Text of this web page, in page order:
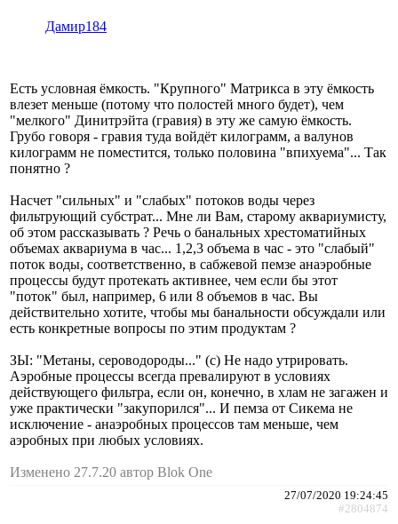
Дамир184
Есть условная ёмкость. "Крупного" Матрикса в эту ёмкость
влезет меньше (потому что полостей много будет), чем
"мелкого" Динитрэйта (гравия) в эту же самую ёмкость.
Грубо говоря - гравия туда войдёт килограмм, а валунов
килограмм не поместится, только половина "впихуема"... Так
понятно ?
Насчет "сильных" и "слабых" потоков воды через
фильтрующий субстрат... Мне ли Вам, старому аквариумисту,
об этом рассказывать ? Речь о банальных хрестоматийных
объемах аквариума в час... 1,2,3 объема в час - это "слабый"
поток воды, соответственно, в сабжевой пемзе анаэробные
процессы будут протекать активнее, чем если бы этот
"поток" был, например, 6 или 8 объемов в час. Вы
действительно хотите, чтобы мы банальности обсуждали или
есть конкретные вопросы по этим продуктам ?
ЗЫ: "Метаны, сероводороды..." (с) Не надо утрировать.
Аэробные процессы всегда превалируют в условиях
действующего фильтра, если он, конечно, в хлам не загажен и
уже практически "закупорился"... И пемза от Сикема не
исключение - анаэробных процессов там меньше, чем
аэробных при любых условиях.
Изменено 27.7.20 автор Blok One
27/07/2020 19:24:45
#2804874